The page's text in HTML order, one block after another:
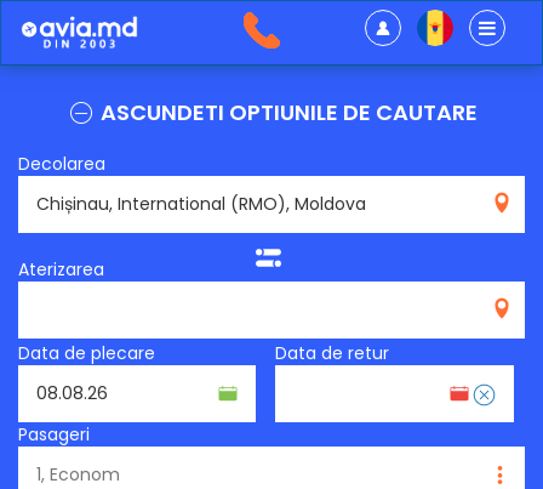
ASCUNDETI OPTIUNILE DE CAUTARE
Decolarea
Aterizarea
Data de plecare Data de retur
Pasageri